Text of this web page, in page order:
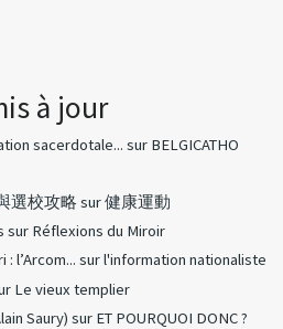
à jour
sacerdotale... sur BELGICATHO
選校攻略 sur健康運動
sur Réflexions du Miroir
l’Arcom... surl'information nationaliste
Le vieux templier
Saury) sur ET POURQUOI DONC ?